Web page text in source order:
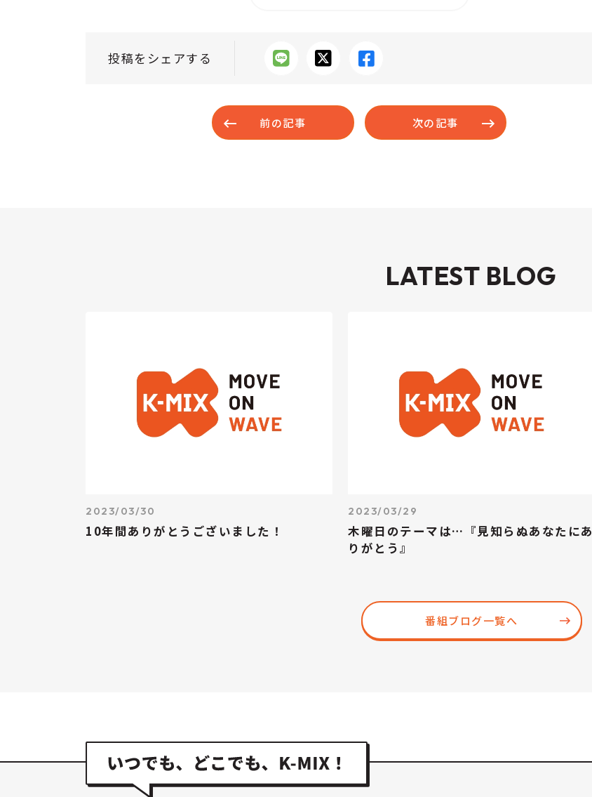
投稿をシェアする
前の記事 次の記事
LATEST BLOG
2023/03/30
10年間ありがとうございました！
2023/03/29
木曜日のテーマは…『見知らぬあなたにあ
りがとう』
番組ブログ一覧へ